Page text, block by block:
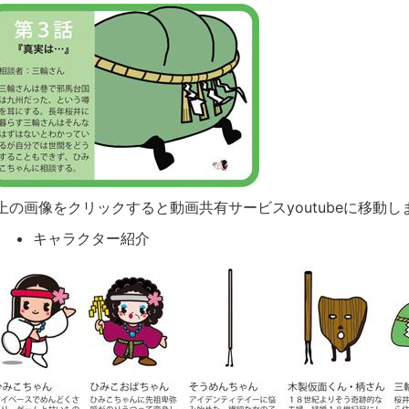
の画像をクリックすると動画共有サービスyoutubeに移動し
キャラクター紹介